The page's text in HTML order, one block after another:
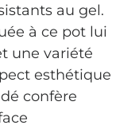
au gel.
à ce pot lui
une variété
esthétique
confère